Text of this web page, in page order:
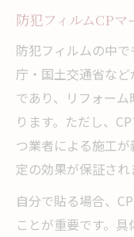
防犯フィルムCP
防犯フィルムの中
庁・国土交通省な
であり、リフォー
ります。ただし、
つ業者による施工
定の効果が保証され
自分で貼る場合、
ことが重要です。